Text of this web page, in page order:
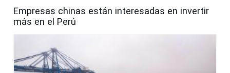
Empresas chinas están interesadas en invertir
más en el Perú